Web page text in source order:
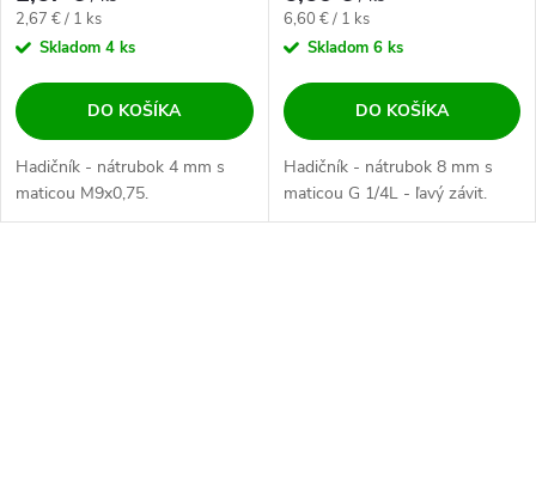
Jednotková cena:
2,67 € / 1 ks
Skladom 4 ks
DO KOŠÍKA
Hadičník - nátrubok 4 mm s
maticou M9x0,75.
Jednotková cena:
6,60 € / 1 ks
Skladom 6 ks
DO KOŠÍKA
Hadičník - nátrubok 8 mm s
maticou G 1/4L - ľavý závit.